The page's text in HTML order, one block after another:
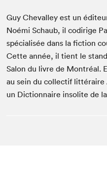
Guy Cheval­ley est un
Noé­mi Schaub, il codirige
spé­cial­isée dans la fic­tion
Cette année, il tient le
Salon du livre de Mon­tréal.
au sein du col­lec­tif lit­téraire
un Dic­tio­n­naire inso­lite de